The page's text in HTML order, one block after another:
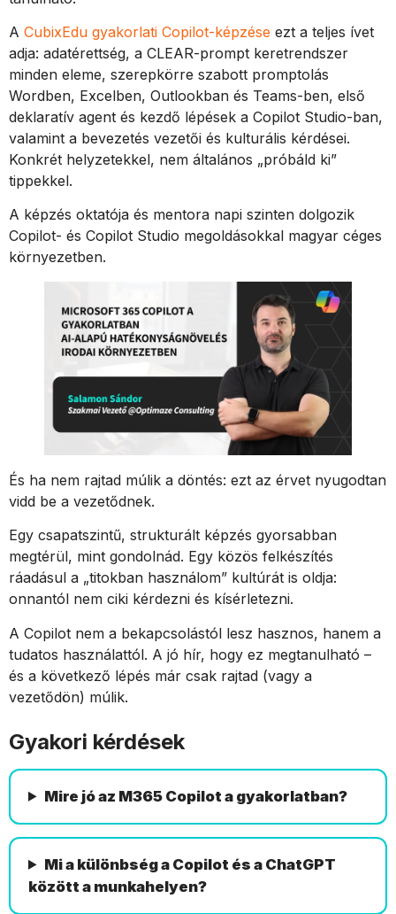
A CubixEdu gyakorlati Copilot-képzése ezt a teljes ívet
adja: adatérettség, a CLEAR-prompt keretrendszer
minden eleme, szerepkörre szabott promptolás
Wordben, Excelben, Outlookban és Teams-ben, első
deklaratív agent és kezdő lépések a Copilot Studio-ban,
valamint a bevezetés vezetői és kulturális kérdései.
Konkrét helyzetekkel, nem általános „próbáld ki”
tippekkel.
A képzés oktatója és mentora napi szinten dolgozik
Copilot- és Copilot Studio megoldásokkal magyar céges
környezetben.
És ha nem rajtad múlik a döntés: ezt az érvet nyugodtan
vidd be a vezetődnek.
Egy csapatszintű, strukturált képzés gyorsabban
megtérül, mint gondolnád. Egy közös felkészítés
ráadásul a „titokban használom” kultúrát is oldja:
onnantól nem ciki kérdezni és kísérletezni.
A Copilot nem a bekapcsolástól lesz hasznos, hanem a
tudatos használattól. A jó hír, hogy ez megtanulható –
és a következő lépés már csak rajtad (vagy a
vezetődön) múlik.
Gyakori kérdések
Mire jó az M365 Copilot a gyakorlatban?
Mi a különbség a Copilot és a ChatGPT
között a munkahelyen?